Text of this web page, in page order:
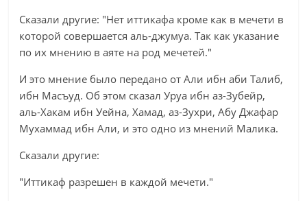
Сказали другие: "Нет иттикафа кроме как в мечети в
которой совершается аль-джумуа. Так как указание
по их мнению в аяте на род мечетей."
И это мнение было передано от Али ибн аби Талиб,
ибн Масъуд. Об этом сказал Уруа ибн аз-Зубейр,
аль-Хакам ибн Уейна, Хамад, аз-Зухри, Абу Джафар
Мухаммад ибн Али, и это одно из мнений Малика.
Сказали другие:
"Иттикаф разрешен в каждой мечети."